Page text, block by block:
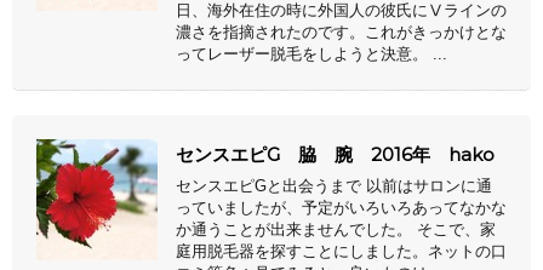
日、海外在住の時に外国人の彼氏にⅤラインの
濃さを指摘されたのです。これがきっかけとな
ってレーザー脱毛をしようと決意。 ...
センスエピG 脇 腕 2016年 hako
センスエピGと出会うまで 以前はサロンに通
っていましたが、予定がいろいろあってなかな
か通うことが出来ませんでした。 そこで、家
庭用脱毛器を探すことにしました。ネットの口